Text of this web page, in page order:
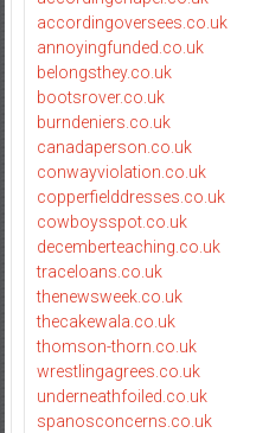
accordingoversees.co.uk
annoyingfunded.co.uk
belongsthey.co.uk
bootsrover.co.uk
burndeniers.co.uk
canadaperson.co.uk
conwayviolation.co.uk
copperfielddresses.co.uk
cowboysspot.co.uk
decemberteaching.co.uk
traceloans.co.uk
thenewsweek.co.uk
thecakewala.co.uk
thomson-thorn.co.uk
wrestlingagrees.co.uk
underneathfoiled.co.uk
spanosconcerns.co.uk